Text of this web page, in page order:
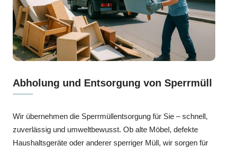
Abholung und Entsorgung von Sperrmüll
Wir übernehmen die Sperrmüllentsorgung für Sie – schnell,
zuverlässig und umweltbewusst. Ob alte Möbel, defekte
Haushaltsgeräte oder anderer sperriger Müll, wir sorgen für